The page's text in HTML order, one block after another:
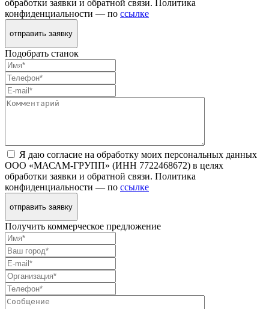
обработки заявки и обратной связи. Политика
конфиденциальности — по ссылке
отправить заявку
Подобрать станок
Я даю согласие на обработку моих персональных данных
ООО «МАСАМ-ГРУПП» (ИНН 7722468672) в целях
обработки заявки и обратной связи. Политика
конфиденциальности — по ссылке
отправить заявку
Получить коммерческое предложение